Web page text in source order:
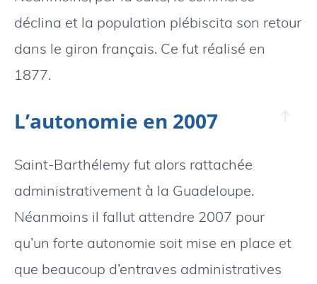
déclina et la population plébiscita son retour
dans le giron français. Ce fut réalisé en
1877.
L’autonomie en 2007
Saint-Barthélemy fut alors rattachée
administrativement à la Guadeloupe.
Néanmoins il fallut attendre 2007 pour
qu’un forte autonomie soit mise en place et
que beaucoup d’entraves administratives